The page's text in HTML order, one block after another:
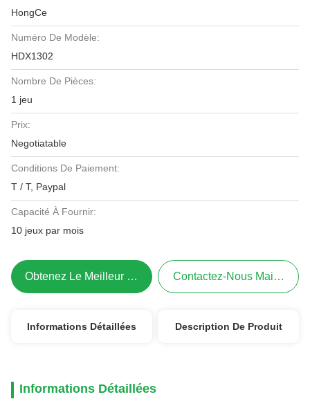
HongCe
Numéro De Modèle:
HDX1302
Nombre De Pièces:
1 jeu
Prix:
Negotiatable
Conditions De Paiement:
T / T, Paypal
Capacité À Fournir:
10 jeux par mois
Obtenez Le Meilleur Prix Contactez-Nous Maintenant
Informations Détaillées Description De Produit
Informations Détaillées